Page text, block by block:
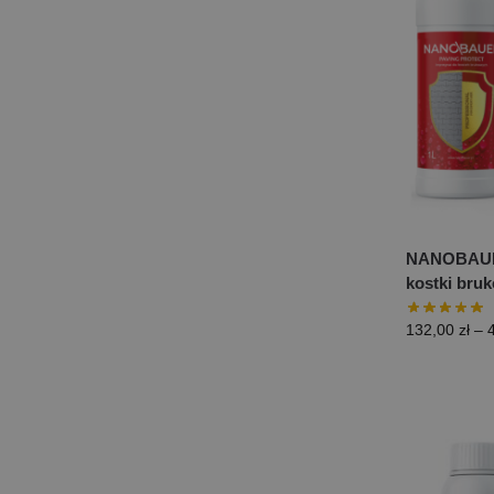
kostki
132,00 zł –